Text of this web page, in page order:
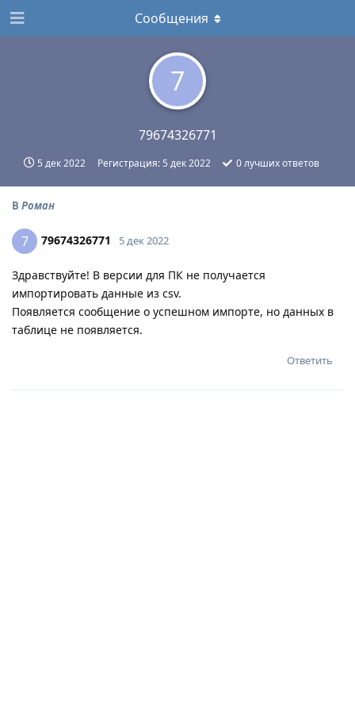
7
79674326771
5 дек 2022 Регистрация: 5 дек 2022 0лучших ответов
Сообщения
В Роман
7 79674326771 5 дек 2022
Здравствуйте! В версии для ПК не получается
импортировать данные из csv.
Появляется сообщение о успешном импорте, но данных в
таблице не появляется.
Ответить